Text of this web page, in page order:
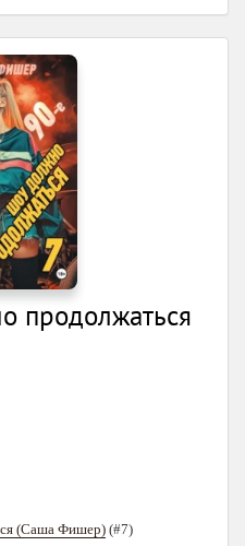
продолжаться
(Саша Фишер) (#7)